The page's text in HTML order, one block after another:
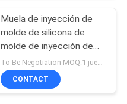
Muela de inyección de
molde de silicona de
molde de inyección de
molde
To Be Negotiation MOQ:1 juego
CONTACT